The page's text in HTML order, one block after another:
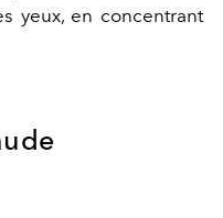
yeux, en concentrant